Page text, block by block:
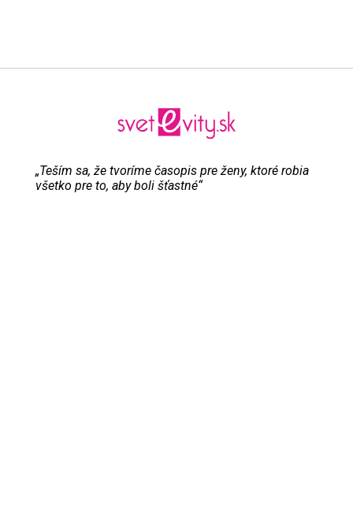
„Teším sa, že tvoríme časopis pre ženy, ktoré robia
všetko pre to, aby boli šťastné“